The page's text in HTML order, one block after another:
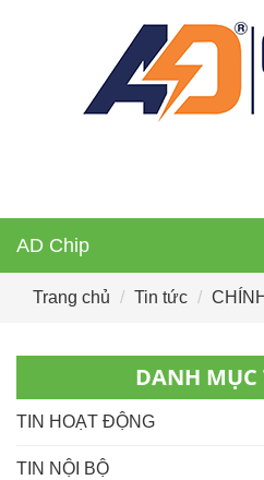
AD Chip
Trang chủ Tin tức
DANH
TIN HOẠT ĐỘNG
TIN NỘI BỘ